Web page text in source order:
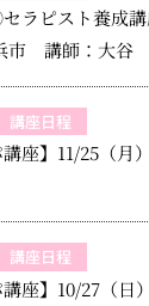
ラピスト養成
市 講師：大谷
講座日程
講座】11/25（
講座日程
講座】10/27（